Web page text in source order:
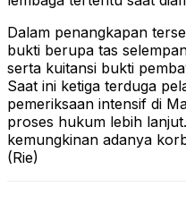
Dalam penangkapan
bukti berupa tas
serta kuitansi bukti
Saat ini ketiga terduga
pemeriksaan intensif di
proses hukum lebih
kemungkinan adanya
(Rie)